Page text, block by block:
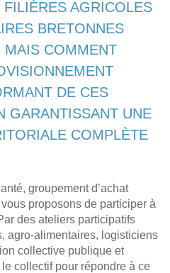
AGRICOLES
BRETONNES
MAIS COMMENT
DE CES
GARANTISSANT UNE
COMPLÈTE
groupement d’achat
proposons de participer à
des ateliers participatifs
agro-alimentaires, logisticiens
collective publique et
collectif pour répondre à ce